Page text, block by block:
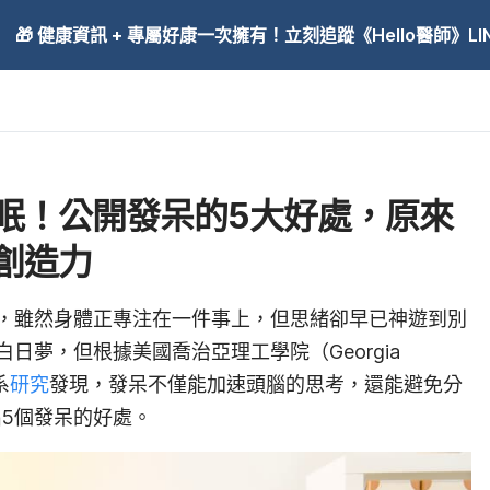
🎁 健康資訊 + 專屬好康一次擁有！立刻追蹤《Hello醫師》
！公開發呆的5大好處，原來
造力
雖然身體正專注在一件事上，但思緒卻早已神遊到別
日夢，但根據美國喬治亞理工學院（Georgia
研究發現，發呆不僅能加速頭腦的思考，還能避免分
個發呆的好處。